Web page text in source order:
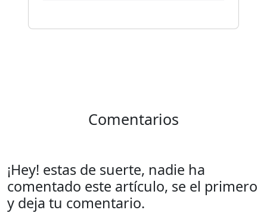
Comentarios
¡Hey! estas de suerte, nadie ha
comentado este artículo, se el primero
y deja tu comentario.